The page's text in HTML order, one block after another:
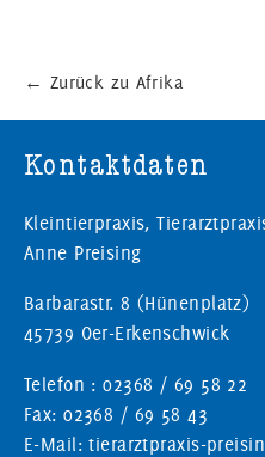
← Zurück zu Afrika
Kontaktdaten
Kleintierpraxis,
Anne Preising
Barbarastr. 8 (Hünenplatz)
45739 Oer-Erkenschwick
Telefon : 02368 / 69 58 22
Fax: 02368 / 69 58 43
E-Mail: tierarztpraxis-